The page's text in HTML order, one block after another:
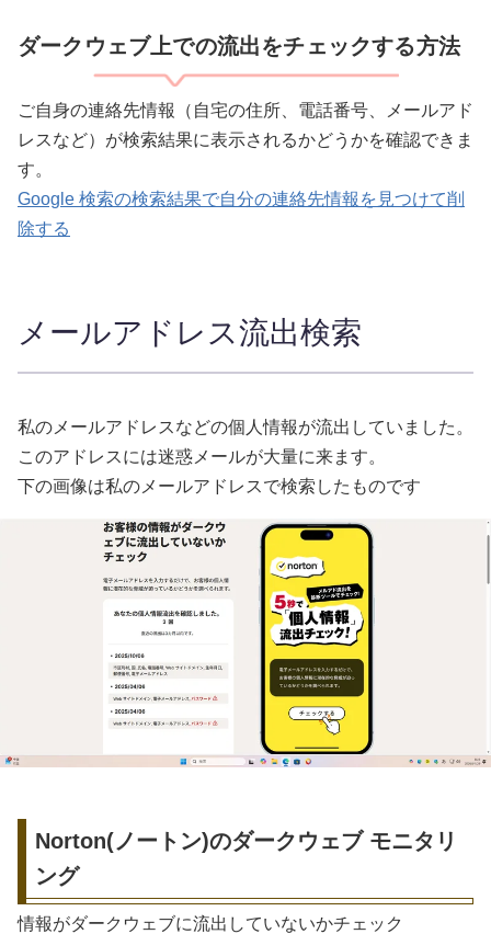
ダークウェブ上での流出をチェックする方法
ご自身の連絡先情報（自宅の住所、電話番号、メールアド
レスなど）が検索結果に表示されるかどうかを確認できま
す。
Google 検索の検索結果で自分の連絡先情報を見つけて削
除する
メールアドレス流出検索
私のメールアドレスなどの個人情報が流出していました。
このアドレスには迷惑メールが大量に来ます。
下の画像は私のメールアドレスで検索したものです
Norton(ノートン)のダークウェブ モニタリ
ング
情報がダークウェブに流出していないかチェック